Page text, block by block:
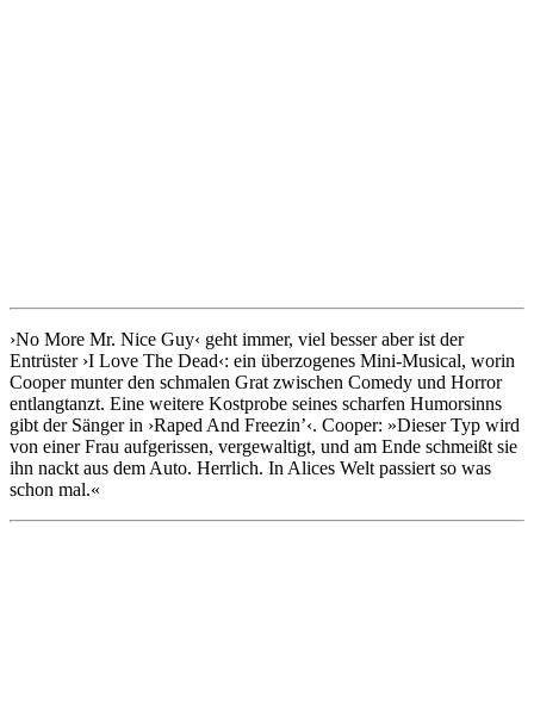
›No More Mr. Nice Guy‹ geht immer, viel besser aber ist der
Entrüster ›I Love The Dead‹: ein überzogenes Mini-Musical, worin
Cooper munter den schmalen Grat zwischen Comedy und Horror
entlangtanzt. Eine weitere Kostprobe seines scharfen Humorsinns
gibt der Sänger in ›Raped And Freezin’‹. Cooper: »Dieser Typ wird
von einer Frau aufgerissen, vergewaltigt, und am Ende schmeißt sie
ihn nackt aus dem Auto. Herrlich. In Alices Welt passiert so was
schon mal.«